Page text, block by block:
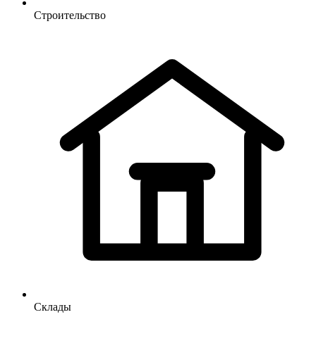
Строительство
Склады